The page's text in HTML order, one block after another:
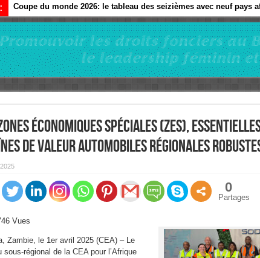
Coupe du monde 2026: le tableau des seizièmes avec neuf pays
Esclavage: à Accra, l’Afrique et sa diaspora tentent de parler
économiques spéciales (ZES),
de valeur automobiles régionales
0
Partages
Vues
Zambie, le 1er avril 2025 (CEA) – Le
sous-régional de la CEA pour l’Afrique